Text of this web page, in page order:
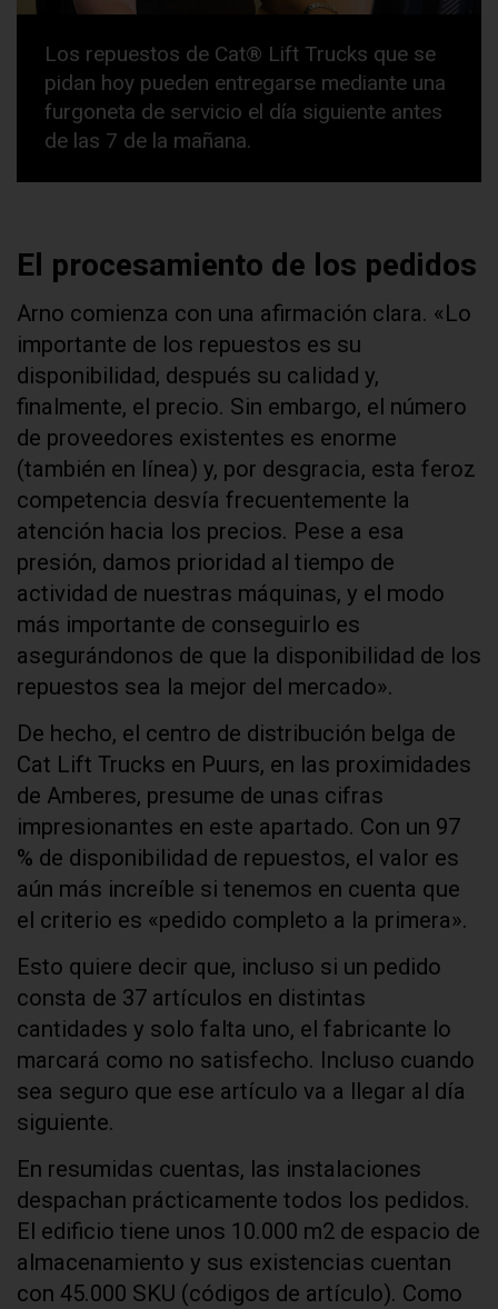
Los repuestos de Cat® Lift Trucks que se
pidan hoy pueden entregarse mediante una
furgoneta de servicio el día siguiente antes
de las 7 de la mañana.
El procesamiento de los pedidos
Arno comienza con una afirmación clara. «Lo
importante de los repuestos es su
disponibilidad, después su calidad y,
finalmente, el precio. Sin embargo, el número
de proveedores existentes es enorme
(también en línea) y, por desgracia, esta feroz
competencia desvía frecuentemente la
atención hacia los precios. Pese a esa
presión, damos prioridad al tiempo de
actividad de nuestras máquinas, y el modo
más importante de conseguirlo es
asegurándonos de que la disponibilidad de los
repuestos sea la mejor del mercado».
De hecho, el centro de distribución belga de
Cat Lift Trucks en Puurs, en las proximidades
de Amberes, presume de unas cifras
impresionantes en este apartado. Con un 97
% de disponibilidad de repuestos, el valor es
aún más increíble si tenemos en cuenta que
el criterio es «pedido completo a la primera».
Esto quiere decir que, incluso si un pedido
consta de 37 artículos en distintas
cantidades y solo falta uno, el fabricante lo
marcará como no satisfecho. Incluso cuando
sea seguro que ese artículo va a llegar al día
siguiente.
En resumidas cuentas, las instalaciones
despachan prácticamente todos los pedidos.
El edificio tiene unos 10.000 m2 de espacio de
almacenamiento y sus existencias cuentan
con 45.000 SKU (códigos de artículo). Como